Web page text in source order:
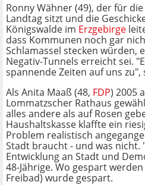
Ronny Wähner (49), der für
Landtag sitzt und die
Königswalde im Erzgebirge
dass Kommunen noch gar
Schlamassel stecken würden,
Negativ-Tunnels erreicht sei.
spannende Zeiten auf uns zu",
Als Anita Maaß (48, FDP) 2005
Lommatzscher Rathaus
alles andere als auf Rosen
Haushaltskasse klaffte ein
Problem realistisch
Stadt braucht - und was nicht.
Entwicklung an Stadt und
48-Jährige. Wo gespart
Freibad) wurde gespart.